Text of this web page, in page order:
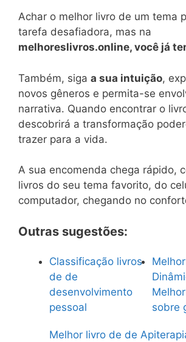
Achar o melhor livro de um tema
tarefa desafiadora, mas na
melhoreslivros.online, você já
Também, siga a sua intuição,
novos gêneros e permita-se
narrativa. Quando encontrar o
descobrirá a transformação
trazer para a vida.
A sua encomenda chega rápido,
livros do seu tema favorito, do
computador, chegando no
Outras sugestões:
Classificação livros
de de
desenvolvimento
pessoal
sobre
Melhor livro de de